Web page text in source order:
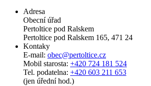
Adresa
Obecní úřad
Pertoltice pod Ralskem
Pertoltice pod Ralskem 165, 471 24
Kontaky
E-mail: obec@pertoltice.cz
Mobil starosta: +420 724 181 524
Tel. podatelna: +420 603 211 653
(jen úřední hod.)